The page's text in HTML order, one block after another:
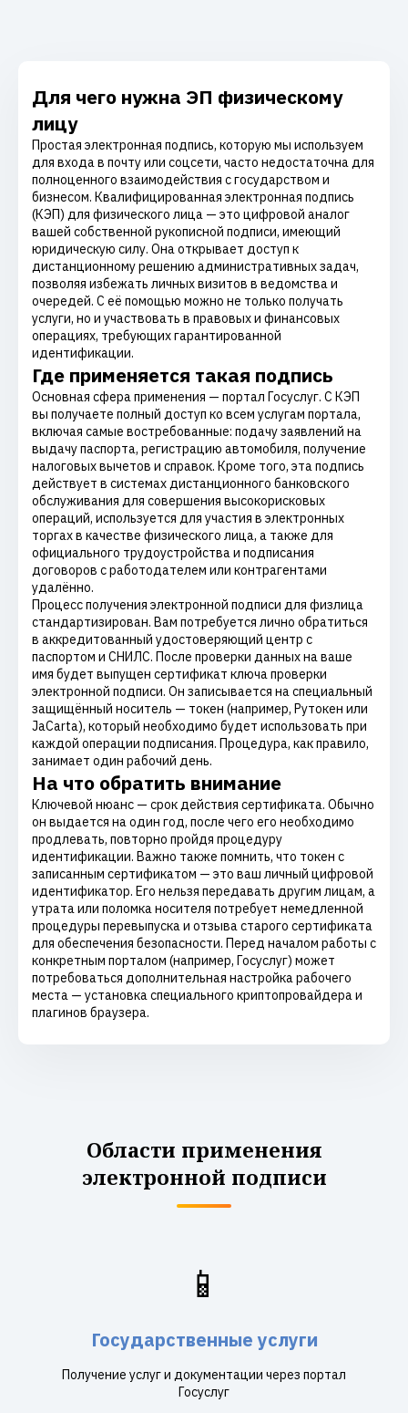
Для чего нужна ЭП физическому
лицу
Простая электронная подпись, которую мы используем
для входа в почту или соцсети, часто недостаточна для
полноценного взаимодействия с государством и
бизнесом. Квалифицированная электронная подпись
(КЭП) для физического лица — это цифровой аналог
вашей собственной рукописной подписи, имеющий
юридическую силу. Она открывает доступ к
дистанционному решению административных задач,
позволяя избежать личных визитов в ведомства и
очередей. С её помощью можно не только получать
услуги, но и участвовать в правовых и финансовых
операциях, требующих гарантированной
идентификации.
Где применяется такая подпись
Основная сфера применения — портал Госуслуг. С КЭП
вы получаете полный доступ ко всем услугам портала,
включая самые востребованные: подачу заявлений на
выдачу паспорта, регистрацию автомобиля, получение
налоговых вычетов и справок. Кроме того, эта подпись
действует в системах дистанционного банковского
обслуживания для совершения высокорисковых
операций, используется для участия в электронных
торгах в качестве физического лица, а также для
официального трудоустройства и подписания
договоров с работодателем или контрагентами
удалённо.
Процесс получения электронной подписи для физлица
стандартизирован. Вам потребуется лично обратиться
в аккредитованный удостоверяющий центр с
паспортом и СНИЛС. После проверки данных на ваше
имя будет выпущен сертификат ключа проверки
электронной подписи. Он записывается на специальный
защищённый носитель — токен (например, Рутокен или
JaCarta), который необходимо будет использовать при
каждой операции подписания. Процедура, как правило,
занимает один рабочий день.
На что обратить внимание
Ключевой нюанс — срок действия сертификата. Обычно
он выдается на один год, после чего его необходимо
продлевать, повторно пройдя процедуру
идентификации. Важно также помнить, что токен с
записанным сертификатом — это ваш личный цифровой
идентификатор. Его нельзя передавать другим лицам, а
утрата или поломка носителя потребует немедленной
процедуры перевыпуска и отзыва старого сертификата
для обеспечения безопасности. Перед началом работы с
конкретным порталом (например, Госуслуг) может
потребоваться дополнительная настройка рабочего
места — установка специального криптопровайдера и
плагинов браузера.
Области применения
электронной подписи
📱
Государственные услуги
Получение услуг и документации через портал
Госуслуг